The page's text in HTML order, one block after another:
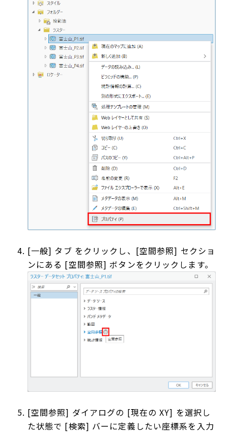
[一般] タブ をクリックし、[空間参照] セクショ
ンにある [空間参照] ボタンをクリックします。
[空間参照] ダイアログの [現在の XY] を選択し
た状態で [検索] バーに定義したい座標系を入力